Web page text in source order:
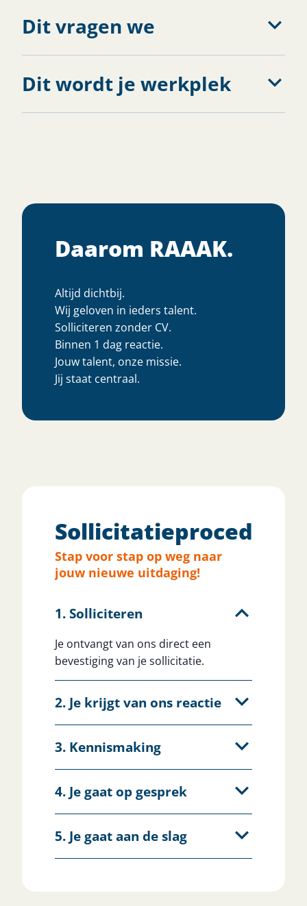
Dit vragen we
Dit wordt je werkplek
Daarom RAAAK.
Altijd dichtbij.
Wij geloven in ieders talent.
Solliciteren zonder CV.
Binnen 1 dag reactie.
Jouw talent, onze missie.
Jij staat centraal.
Sollicitatieprocedure
Stap voor stap op weg naar
jouw nieuwe uitdaging!
1. Solliciteren
Je ontvangt van ons direct een
bevestiging van je sollicitatie.
2. Je krijgt van ons reactie
3. Kennismaking
4. Je gaat op gesprek
5. Je gaat aan de slag